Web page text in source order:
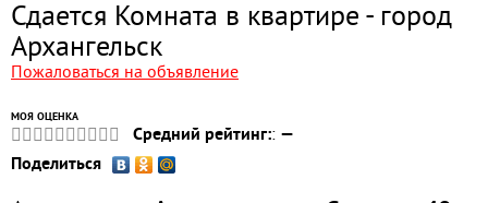
Сдается Комната в квартире - город
Архангельск
Пожаловаться на объявление
МОЯ ОЦЕНКА
Средний рейтинг:: —
Поделиться